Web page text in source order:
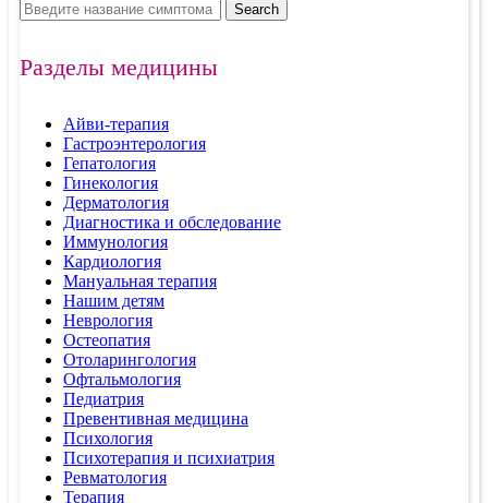
Search
Разделы медицины
Айви-терапия
Гастроэнтерология
Гепатология
Гинекология
Дерматология
Диагностика и обследование
Иммунология
Кардиология
Мануальная терапия
Нашим детям
Неврология
Остеопатия
Отоларингология
Офтальмология
Педиатрия
Превентивная медицина
Психология
Психотерапия и психиатрия
Ревматология
Терапия